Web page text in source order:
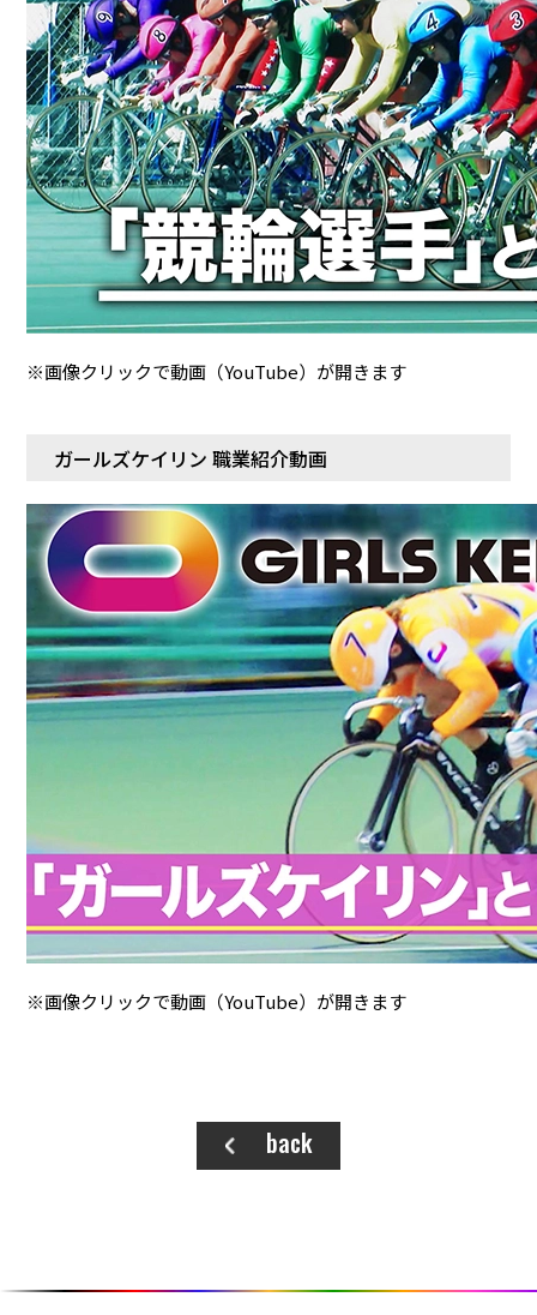
※画像クリックで動画（YouTube）が開きます
ガールズケイリン 職業紹介動画
※画像クリックで動画（YouTube）が開きます
back